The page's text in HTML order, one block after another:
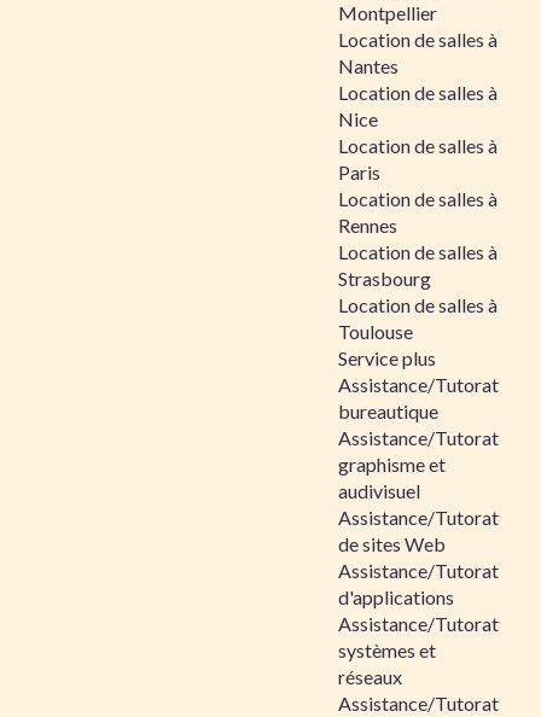
Montpellier
Location de salles à
Nantes
Location de salles à
Nice
Location de salles à
Paris
Location de salles à
Rennes
Location de salles à
Strasbourg
Location de salles à
Toulouse
Service plus
Assistance/Tutorat
bureautique
Assistance/Tutorat
graphisme et
audivisuel
Assistance/Tutorat
de sites Web
Assistance/Tutorat
d'applications
Assistance/Tutorat
systèmes et
réseaux
Assistance/Tutorat